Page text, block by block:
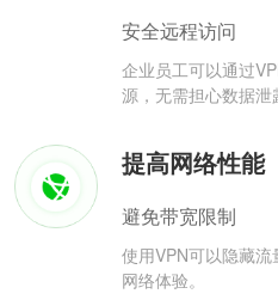
安全远程访问
企业员工可以通过
源，无需担心数据泄
提高网络性能
避免带宽限制
使用VPN可以隐藏
网络体验。